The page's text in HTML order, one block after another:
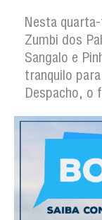
Nesta
Zumbi dos
Sangalo e
tranquilo
Despacho, o